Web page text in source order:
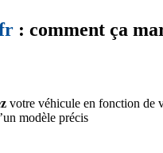
: comment ça
votre véhicule en fonction de
modèle précis